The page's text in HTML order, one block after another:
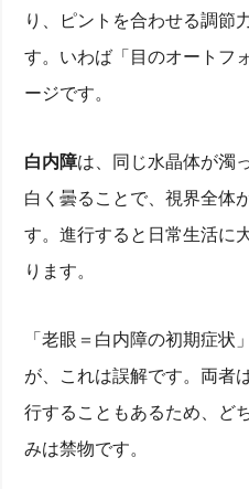
り、ピントを合わせる調節
す。いわば「目のオートフ
ージです。
白内障は、同じ水晶体が濁
白く曇ることで、視界全体
す。進行すると日常生活に
ります。
「老眼＝白内障の初期症状
が、これは誤解です。両者
行することもあるため、ど
みは禁物です。